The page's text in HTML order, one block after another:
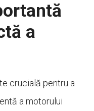
a
crucială pentru a
a motorului